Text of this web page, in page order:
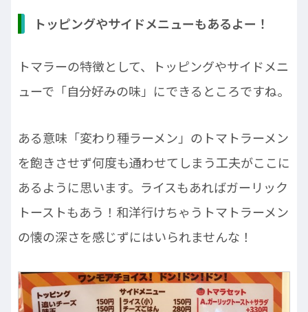
トッピングやサイドメニューもあるよー！
トマラーの特徴として、トッピングやサイドメニ
ューで「自分好みの味」にできるところですね。
ある意味「変わり種ラーメン」のトマトラーメン
を飽きさせず何度も通わせてしまう工夫がここに
あるように思います。ライスもあればガーリック
トーストもあう！和洋行けちゃうトマトラーメン
の懐の深さを感じずにはいられませんな！